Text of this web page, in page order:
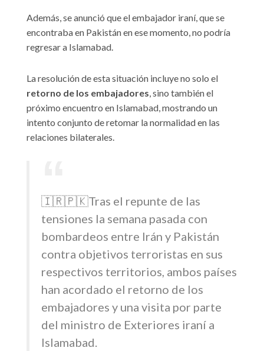
Además, se anunció que el embajador iraní, que se
encontraba en Pakistán en ese momento, no podría
regresar a Islamabad.
La resolución de esta situación incluye no solo el
retorno de los embajadores , sino también el
próximo encuentro en Islamabad, mostrando un
intento conjunto de retomar la normalidad en las
relaciones bilaterales.
🇮🇷🇵🇰Tras el repunte de las
tensiones la semana pasada con
bombardeos entre Irán y Pakistán
contra objetivos terroristas en sus
respectivos territorios, ambos países
han acordado el retorno de los
embajadores y una visita por parte
del ministro de Exteriores iraní a
Islamabad.